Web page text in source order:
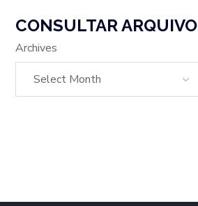
CONSULTAR ARQUIVO
Archives